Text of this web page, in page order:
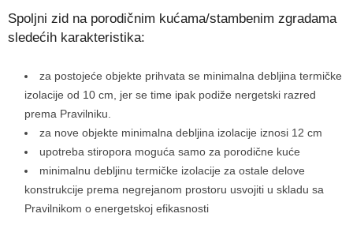
Spoljni zid na porodičnim kućama/stambenim zgradama
sledećih karakteristika:
za postojeće objekte prihvata se minimalna debljina termičke
izolacije od 10 cm, jer se time ipak podiže nergetski razred
prema Pravilniku.
za nove objekte minimalna debljina izolacije iznosi 12 cm
upotreba stiropora moguća samo za porodične kuće
minimalnu debljinu termičke izolacije za ostale delove
konstrukcije prema negrejanom prostoru usvojiti u skladu sa
Pravilnikom o energetskoj efikasnosti